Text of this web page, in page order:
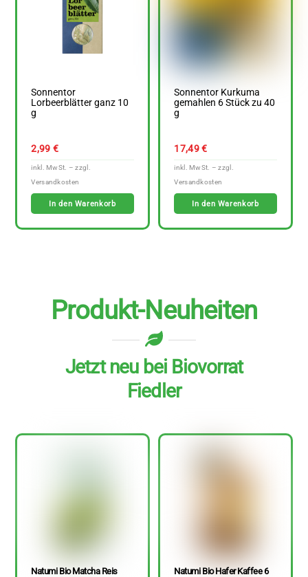
Sonnentor
Lorbeerblätter ganz 10
g
2,99 €
In den Warenkorb
Sonnentor Kurkuma
gemahlen 6 Stück zu 40
g
17,49€
In den Warenkorb
Produkt-Neuheiten
Jetzt neu bei Biovorrat
Fiedler
Natumi Bio Matcha Reis
Natumi Bio Hafer Kaffee 6